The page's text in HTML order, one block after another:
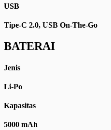
USB
Tipe-C 2.0, USB On-The-Go
BATERAI
Jenis
Li-Po
Kapasitas
5000 mAh